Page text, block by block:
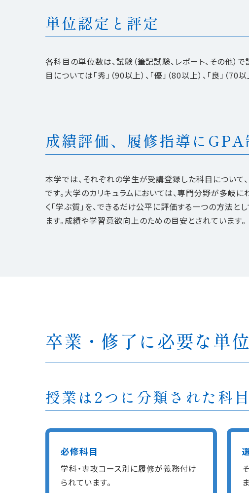
単位認定と評定
各科目の単位数は、試験（筆記試験、レポート、その他
目については「秀」（90以上）、「優」（80以上）、「良」（
成績評価、履修指導にGPA
本学では、それぞれの学生が受講登録した科目について
です。大学のカリキュラムにおいては、専門分野が多岐に
く「学ぶ質」を、できるだけ公平に評価する一つの方法
ます。成績や学習意欲向上のための目安とされています。
卒業・修了に必要な単
授業は2つに分類された科
必修科目
学科・専攻コース別に履修が義務付け
られています。